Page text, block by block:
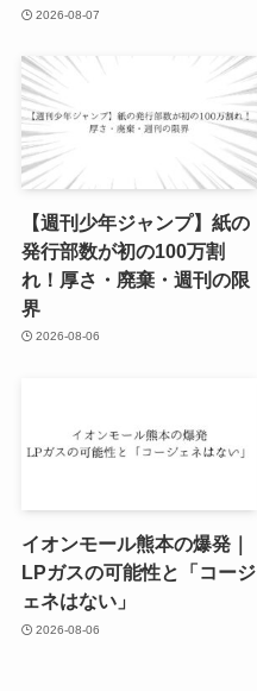
2026-08-07
【週刊少年ジャンプ】紙の
発行部数が初の100万割
れ！厚さ・廃棄・週刊の限
界
2026-08-06
イオンモール熊本の爆発｜
LPガスの可能性と「コージ
ェネはない」
2026-08-06